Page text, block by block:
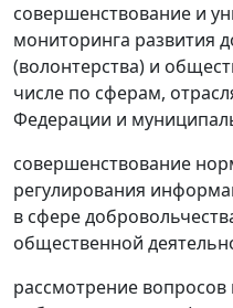
совершенствование и
мониторинга развития
(волонтерства) и
числе по сферам,
Федерации и
совершенствование
регулирования
в сфере
общественной
рассмотрение вопросов